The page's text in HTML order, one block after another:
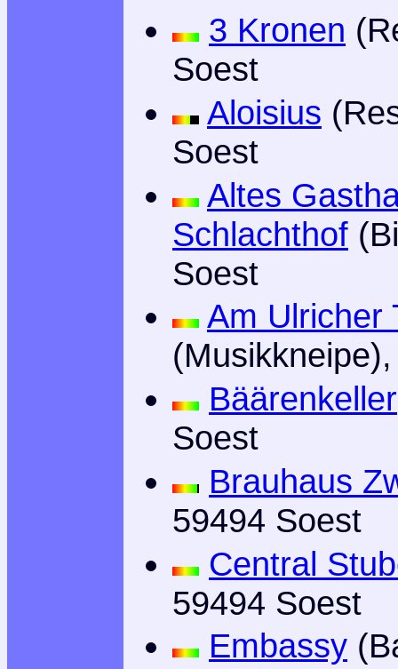
3 Kronen
Soest
Aloisius
Soest
Altes
Schlachthof
Soest
Am Ulricher
Bäärenkeller
Soest
Brauhaus
59494 Soest
Central
59494 Soest
Embassy